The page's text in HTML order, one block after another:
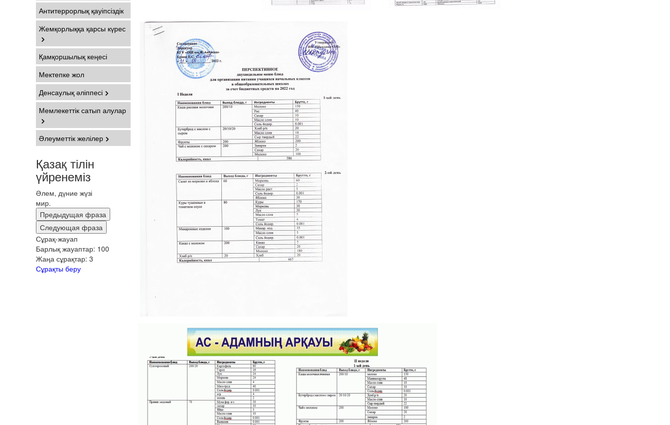
Антитеррорлық қауіпсіздік
Жемқорлыққа қарсы күрес
Қамқоршылық кеңесі
Мектепке жол
Денсаулық әліппесі
Мемлекеттік сатып алулар
Әлеуметтік желілер
Қазақ тілін
үйренеміз
Әлем, дүние жүзі
мир.
Предыдущая фраза
Следующая фраза
Сұрақ-жауап
Барлық жауаптар: 100
Жаңа сұрақтар: 3
Сұрақты беру